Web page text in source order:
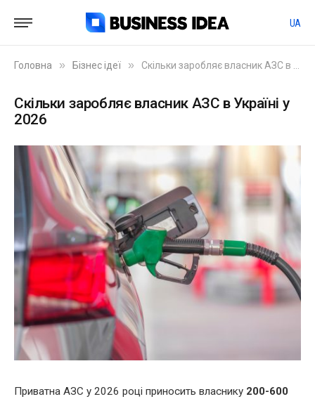
UA
Головна » Бізнес ідеї » Скільки заробляє власник АЗС в Україні у 2026
Скільки заробляє власник АЗС в Україні у
2026
Приватна АЗС у 2026 році приносить власнику 200-600